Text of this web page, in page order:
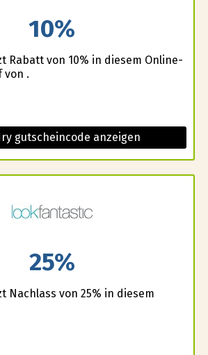
10%
Rabatt von 10% in diesem Online-
von .
gutscheincode anzeigen
25%
Nachlass von 25% in diesem